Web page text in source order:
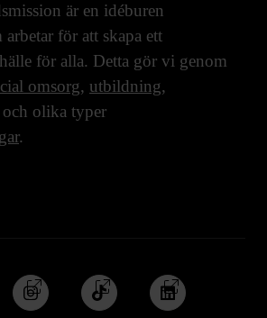
är en idéburen
för att skapa ett
för alla. Detta gör vi genom
omsorg, utbildning,
och olika typer
.
Följ
oss
Följ
oss
Följ
oss